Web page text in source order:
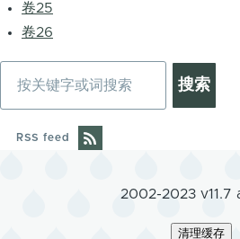
卷25
卷26
RSS feed
2002-2023 v11.7